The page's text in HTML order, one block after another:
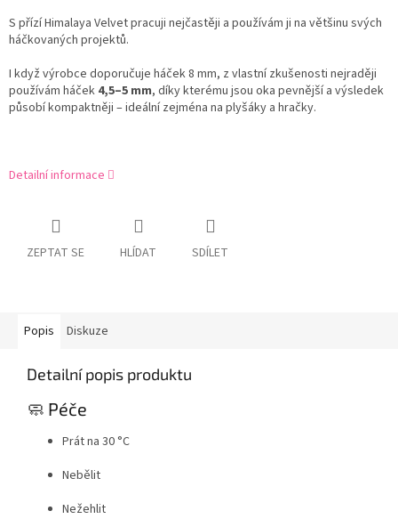
S přízí Himalaya Velvet pracuji nejčastěji a používám ji na většinu svých
háčkovaných projektů.
I když výrobce doporučuje háček 8 mm, z vlastní zkušenosti nejraději
používám háček 4,5–5 mm, díky kterému jsou oka pevnější a výsledek
působí kompaktněji – ideální zejména na plyšáky a hračky.
Detailní informace
ZEPTAT SE HLÍDAT SDÍLET
Popis Diskuze
Detailní popis produktu
🧼 Péče
Prát na 30 °C
Nebělit
Nežehlit